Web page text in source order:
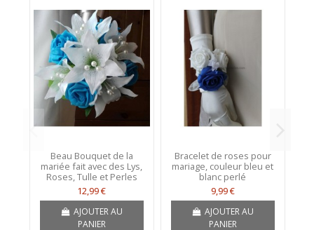
Beau Bouquet de la
mariée fait avec des Lys,
Roses, Tulle et Perles
12,99 €
AJOUTER AU
PANIER
Bracelet de roses pour
mariage, couleur bleu et
blanc perlé
9,99 €
AJOUTER AU
PANIER